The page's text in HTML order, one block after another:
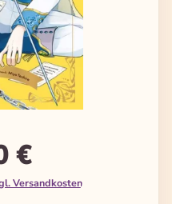
€
Versandkosten